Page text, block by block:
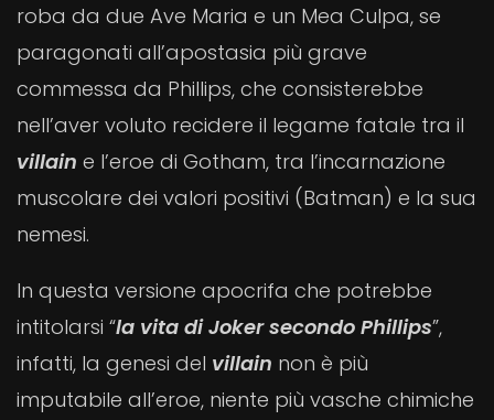
roba da due Ave Maria e un Mea Culpa, se
paragonati all’apostasia più grave
commessa da Phillips, che consisterebbe
nell’aver voluto recidere il legame fatale tra il
villain e l’eroe di Gotham, tra l’incarnazione
muscolare dei valori positivi (Batman) e la sua
nemesi.
In questa versione apocrifa che potrebbe
intitolarsi “la vita di Joker secondo Phillips”,
infatti, la genesi del villain non è più
imputabile all’eroe, niente più vasche chimiche